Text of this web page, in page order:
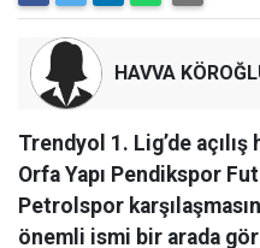
HAVVA
Trendyol 1. Lig’de
Orfa Yapı Pendikspor
Petrolspor
önemli ismi bir arada